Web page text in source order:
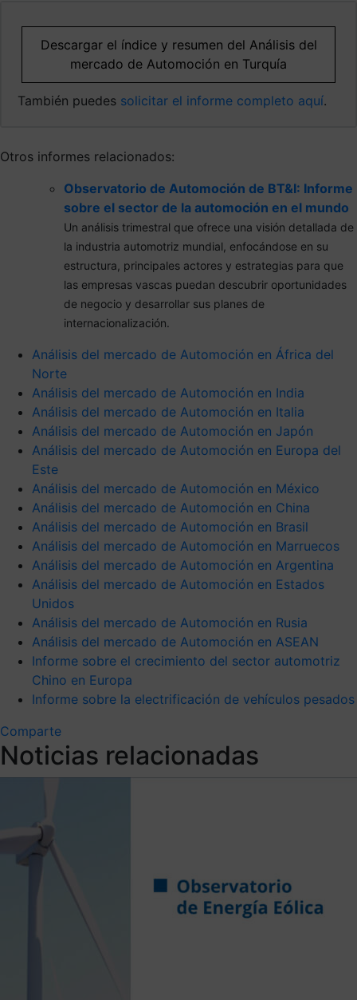
Descargar el índice y resumen del Análisis del
mercado de Automoción en Turquía
También puedes solicitar el informe completo aquí.
Otros informes relacionados:
Observatorio de Automoción de BT&I: Informe
sobre el sector de la automoción en el mundo
Un análisis trimestral que ofrece una visión detallada de
la industria automotriz mundial, enfocándose en su
estructura, principales actores y estrategias para que
las empresas vascas puedan descubrir oportunidades
de negocio y desarrollar sus planes de
internacionalización.
Análisis del mercado de Automoción en África del
Norte
Análisis del mercado de Automoción en India
Análisis del mercado de Automoción en Italia
Análisis del mercado de Automoción en Japón
Análisis del mercado de Automoción en Europa del
Este
Análisis del mercado de Automoción en México
Análisis del mercado de Automoción en China
Análisis del mercado de Automoción en Brasil
Análisis del mercado de Automoción en Marruecos
Análisis del mercado de Automoción en Argentina
Análisis del mercado de Automoción en Estados
Unidos
Análisis del mercado de Automoción en Rusia
Análisis del mercado de Automoción en ASEAN
Informe sobre el crecimiento del sector automotriz
Chino en Europa
Informe sobre la electrificación de vehículos pesados
Comparte
Noticias relacionadas